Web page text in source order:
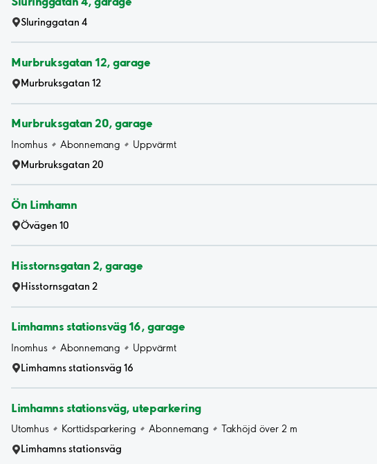
Sluringgatan 4
Murbruksgatan 12, garage
Murbruksgatan 12
Murbruksgatan 20, garage
Inomhus Abonnemang
Uppvärmt
Murbruksgatan 20
Ön Limhamn
Övägen 10
Hisstornsgatan 2, garage
Hisstornsgatan 2
Limhamns stationsväg 16, garage
Inomhus Abonnemang
Uppvärmt
Limhamns stationsväg 16
Limhamns stationsväg, uteparkering
Utomhus Korttidsparkering Abonnemang
Takhöjd över 2 m
Limhamns stationsväg